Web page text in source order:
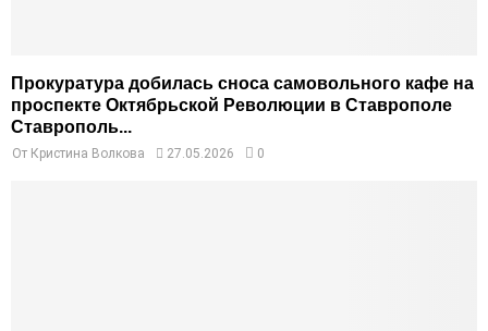
Прокуратура добилась сноса самовольного кафе на
проспекте Октябрьской Революции в Ставрополе
Ставрополь...
От Кристина Волкова 27.05.2026 0